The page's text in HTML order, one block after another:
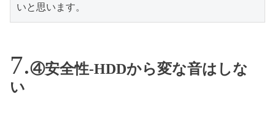
いと思います。
④安全性-HDDから変な音はしな
い